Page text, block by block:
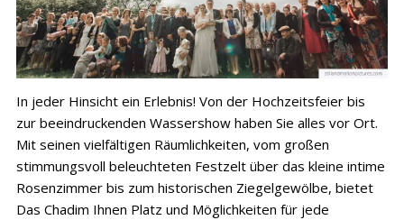
In jeder Hinsicht ein Erlebnis! Von der Hochzeitsfeier bis
zur beeindruckenden Wassershow haben Sie alles vor Ort.
Mit seinen vielfältigen Räumlichkeiten, vom großen
stimmungsvoll beleuchteten Festzelt über das kleine intime
Rosenzimmer bis zum historischen Ziegelgewölbe, bietet
Das Chadim Ihnen Platz und Möglichkeiten für jede